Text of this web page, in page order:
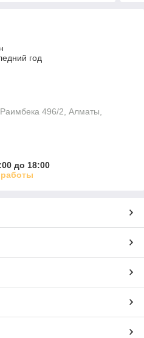
год
496/2, Алматы,
до 18:00
работы